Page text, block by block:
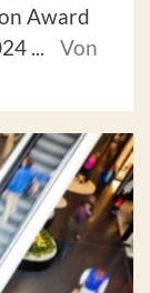
Award
...
Von